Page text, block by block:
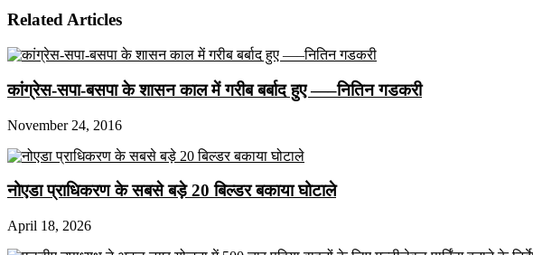
Related Articles
कांग्रेस-सपा-बसपा के शासन काल में गरीब बर्बाद हुए —–नितिन गडकरी
November 24, 2016
नोएडा प्राधिकरण के सबसे बड़े 20 बिल्डर बकाया घोटाले
April 18, 2026